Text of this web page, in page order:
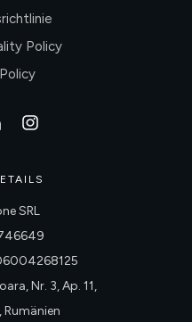
Policy
SRL
Nr. 3, Ap. 11,